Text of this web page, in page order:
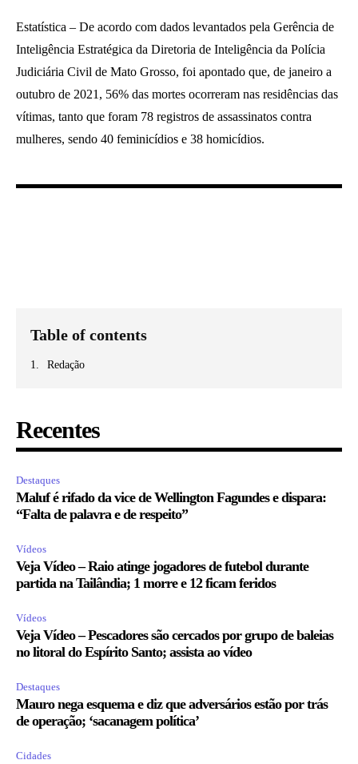
Estatística – De acordo com dados levantados pela Gerência de
Inteligência Estratégica da Diretoria de Inteligência da Polícia
Judiciária Civil de Mato Grosso, foi apontado que, de janeiro a
outubro de 2021, 56% das mortes ocorreram nas residências das
vítimas, tanto que foram 78 registros de assassinatos contra
mulheres, sendo 40 feminicídios e 38 homicídios.
Table of contents
Redação
Recentes
Destaques
Maluf é rifado da vice de Wellington Fagundes e dispara:
“Falta de palavra e de respeito”
Vídeos
Veja Vídeo – Raio atinge jogadores de futebol durante
partida na Tailândia; 1 morre e 12 ficam feridos
Vídeos
Veja Vídeo – Pescadores são cercados por grupo de baleias
no litoral do Espírito Santo; assista ao vídeo
Destaques
Mauro nega esquema e diz que adversários estão por trás
de operação; ‘sacanagem política’
Cidades